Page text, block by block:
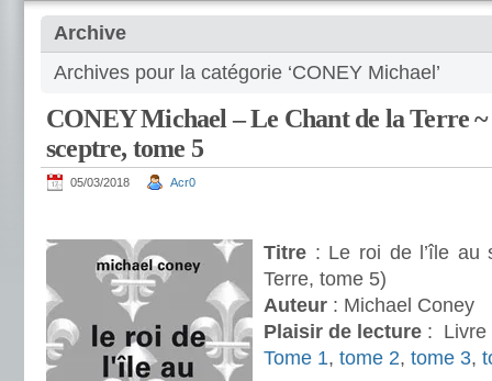
Archive
Archives pour la catégorie ‘CONEY Michael’
CONEY Michael – Le Chant de la Terre
sceptre, tome 5
05/03/2018 Acr0
Titre : Le roi de l’île au
Terre, tome 5)
Auteur : Michael Coney
Plaisir de lecture : Livre
Tome 1, tome 2, tome 3,